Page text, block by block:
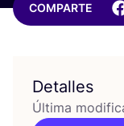
COMPARTE
Detalles
Última